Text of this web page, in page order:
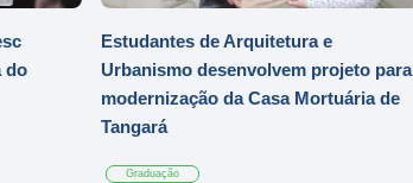
do
Estudantes de Arquitetura e
Urbanismo desenvolvem projeto para
modernização da Casa Mortuária de
Tangará
Graduação